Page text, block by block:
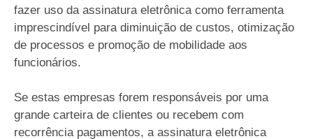
fazer uso da assinatura eletrônica como ferramenta
imprescindível para diminuição de custos, otimização
de processos e promoção de mobilidade aos
funcionários.
Se estas empresas forem responsáveis por uma
grande carteira de clientes ou recebem com
recorrência pagamentos, a assinatura eletrônica